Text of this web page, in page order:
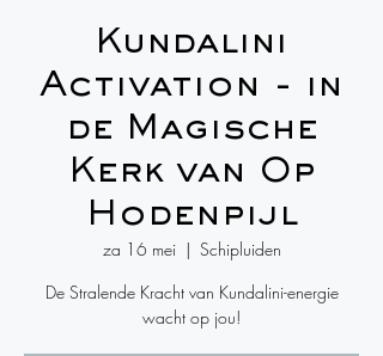
Kundalini
Activation - in
de Magische
Kerk van Op
Hodenpijl
za 16 mei
  |
Schipluiden
De Stralende Kracht van Kundalini-energie
wacht op jou!